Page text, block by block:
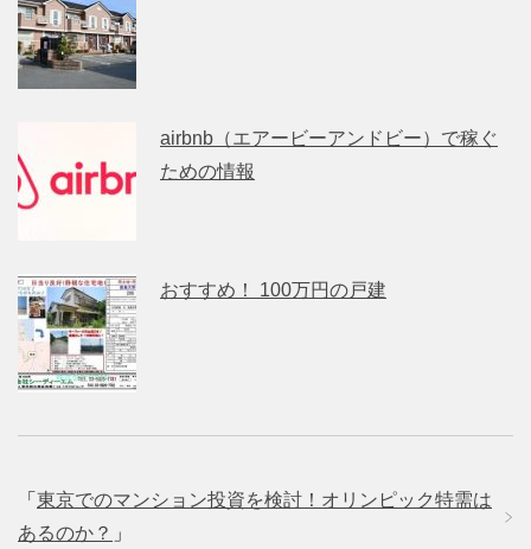
airbnb（エアービーアンドビー）で稼ぐ
ための情報
おすすめ！ 100万円の戸建
「 東京でのマンション投資を検討！オリンピック特需は
あるのか？ 」